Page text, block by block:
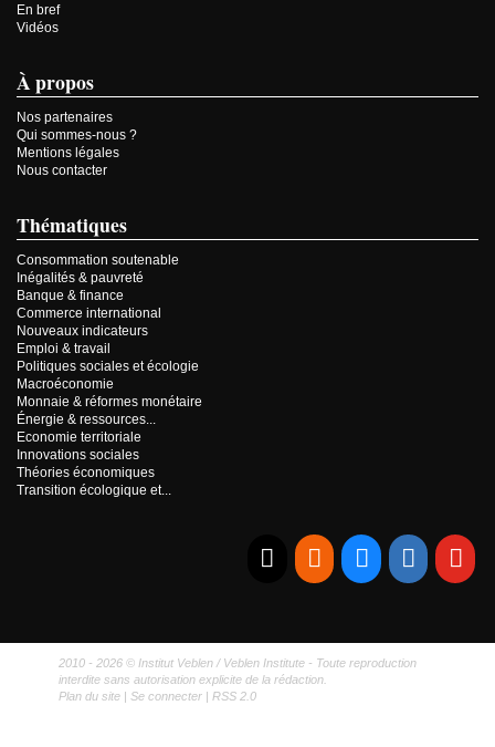
En bref
Vidéos
À propos
Nos partenaires
Qui sommes-nous ?
Mentions légales
Nous contacter
Thématiques
Consommation soutenable
Inégalités & pauvreté
Banque & finance
Commerce international
Nouveaux indicateurs
Emploi & travail
Politiques sociales et écologie
Macroéconomie
Monnaie & réformes monétaire
Énergie & ressources...
Economie territoriale
Innovations sociales
Théories économiques
Transition écologique et...
2010 - 2026 © Institut Veblen / Veblen Institute - Toute reproduction
interdite sans autorisation explicite de la rédaction.
Plan du site |Se connecter | RSS 2.0